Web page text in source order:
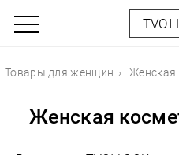
TVOI
Товары для женщин Женская
Женская